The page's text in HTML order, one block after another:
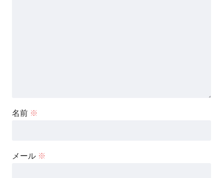
名前 ※
メール ※